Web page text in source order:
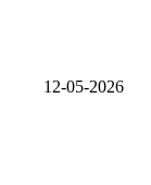
12-05-2026